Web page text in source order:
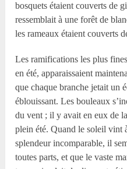
bosquets étaient couverts de
ressemblait à une forêt de
les rameaux étaient couverts
Les ramifications les plus
en été, apparaissaient
que chaque branche jetait un
éblouissant. Les bouleaux
du vent ; il y avait en eux de
plein été. Quand le soleil vint
splendeur incomparable, il
toutes parts, et que le vaste